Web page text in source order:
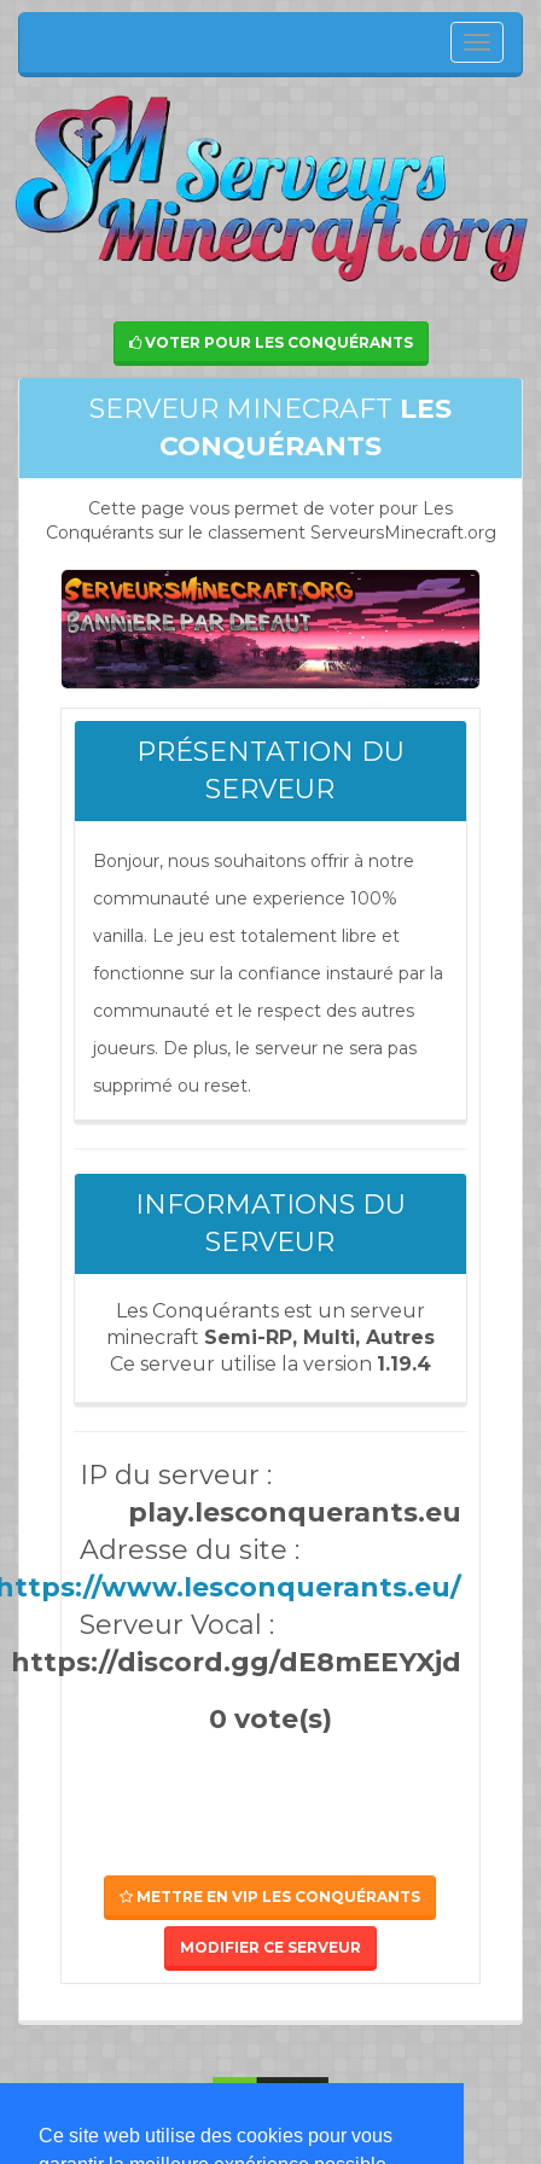
Ce site web utilise des cookies pour vous
Menu
de
VOTER POUR LES CONQUÉRANTS
SERVEUR MINECRAFT LES
CONQUÉRANTS
Cette page vous permet de voter pour Les
Conquérants sur le classement ServeursMinecraft.org
PRÉSENTATION DU
SERVEUR
Bonjour, nous souhaitons offrir à notre
communauté une experience 100%
vanilla. Le jeu est totalement libre et
fonctionne sur la confiance instauré par la
communauté et le respect des autres
joueurs. De plus, le serveur ne sera pas
supprimé ou reset.
INFORMATIONS DU
SERVEUR
Les Conquérants est un serveur
minecraft Semi-RP, Multi, Autres
Ce serveur utilise la version 1.19.4
IP du serveur :
play.lesconquerants.eu
Adresse du site :
www.lesconquerants.eu/
Serveur Vocal :
https://discord.gg/dE8mEEYXjd
0 vote(s)
METTRE EN VIP LES CONQUÉRANTS
MODIFIER CE SERVEUR
Liste Serveur Minecraft